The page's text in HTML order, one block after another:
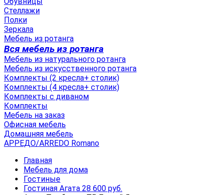
Стеллажи
Полки
Зеркала
Мебель из ротанга
Вся мебель из ротанга
Мебель из натурального ротанга
Мебель из искусственного ротанга
Комплекты (2 кресла+ столик)
Комплекты (4 кресла+ столик)
Комплекты с диваном
Комплекты
Мебель на заказ
Офисная мебель
Домашняя мебель
АРРЕДО/ARREDO Romano
Главная
Мебель для дома
Гостиные
Гостиная Агата 28 600 руб.